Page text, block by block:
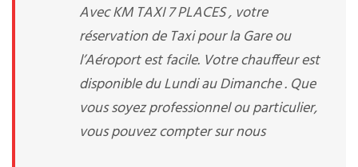
Avec KM TAXI 7 PLACES , votre
réservation de Taxi pour la Gare ou
l’Aéroport est facile. Votre chauffeur est
disponible du Lundi au Dimanche . Que
vous soyez professionnel ou particulier,
vous pouvez compter sur nous